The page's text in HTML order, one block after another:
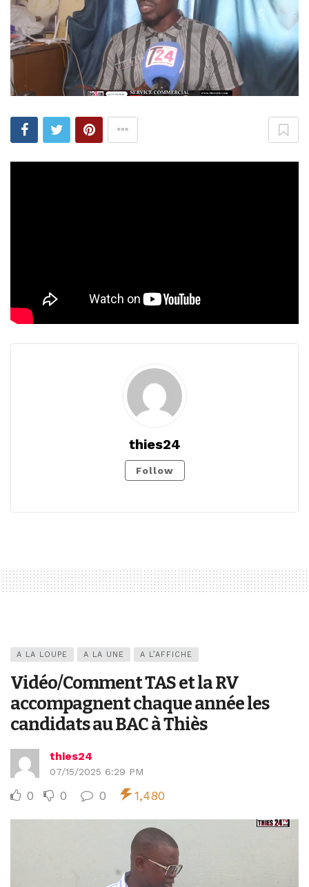
thies24
Follow
A LA LOUPE A LA UNE A L’AFFICHE
Vidéo/Comment TAS et la RV
accompagnent chaque année les
candidats au BAC à Thiès
thies24
07/15/2025 6:29 PM
0 0 0 1,480